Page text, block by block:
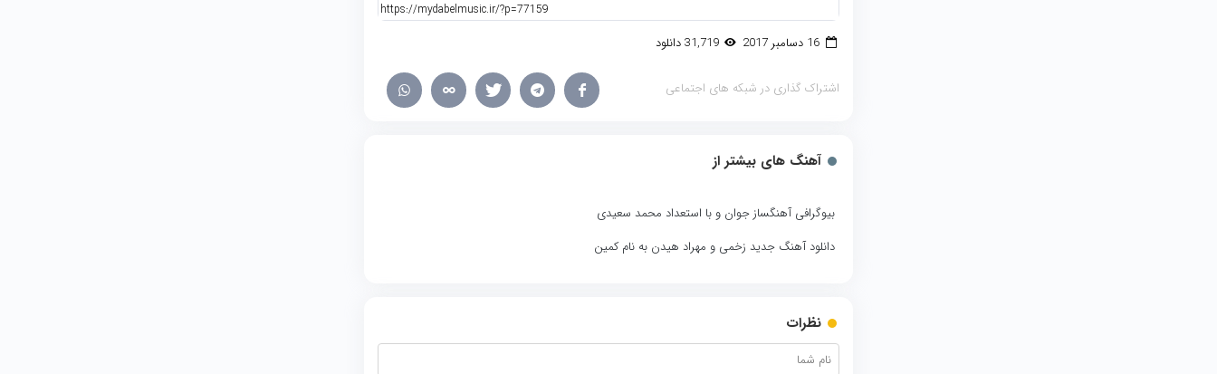
16 دسامبر 2017 31,719 دانلود
اشتراک گذاری در شبکه های اجتماعی
آهنگ های بیشتر از
بیوگرافی آهنگساز جوان و با استعداد محمد سعیدی
دانلود آهنگ جدید زخمی و مهراد هیدن به نام کمین
نظرات